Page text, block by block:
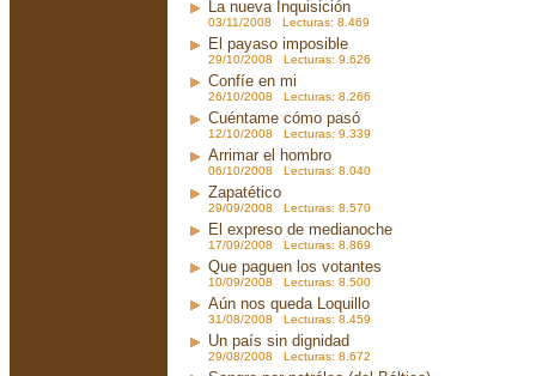
La nueva Inquisición
03/11/2008 Lecturas: 8.469
El payaso imposible
29/10/2008 Lecturas: 9.626
Confíe en mi
26/10/2008 Lecturas: 8.266
Cuéntame cómo pasó
12/10/2008 Lecturas: 9.339
Arrimar el hombro
06/10/2008 Lecturas: 8.040
Zapatético
29/09/2008 Lecturas: 8.570
El expreso de medianoche
17/09/2008 Lecturas: 8.869
Que paguen los votantes
10/09/2008 Lecturas: 8.500
Aún nos queda Loquillo
31/08/2008 Lecturas: 8.459
Un país sin dignidad
29/08/2008 Lecturas: 8.672